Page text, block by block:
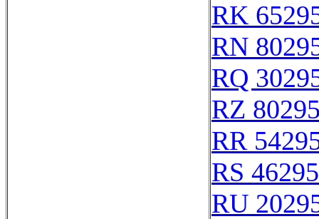
RK
RN
RQ
RZ
RR
RS 46295
RU